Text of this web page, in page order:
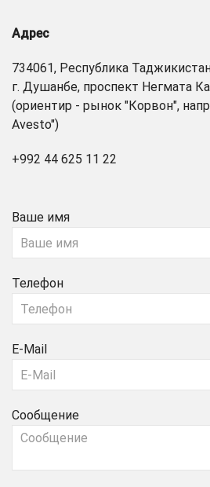
Адрес
734061, Республика
г. Душанбе, проспект Негмата
(ориентир - рынок "Корвон",
Avesto")
+992 44 625 11 22
Ваше имя
Телефон
E-Mail
Сообщение